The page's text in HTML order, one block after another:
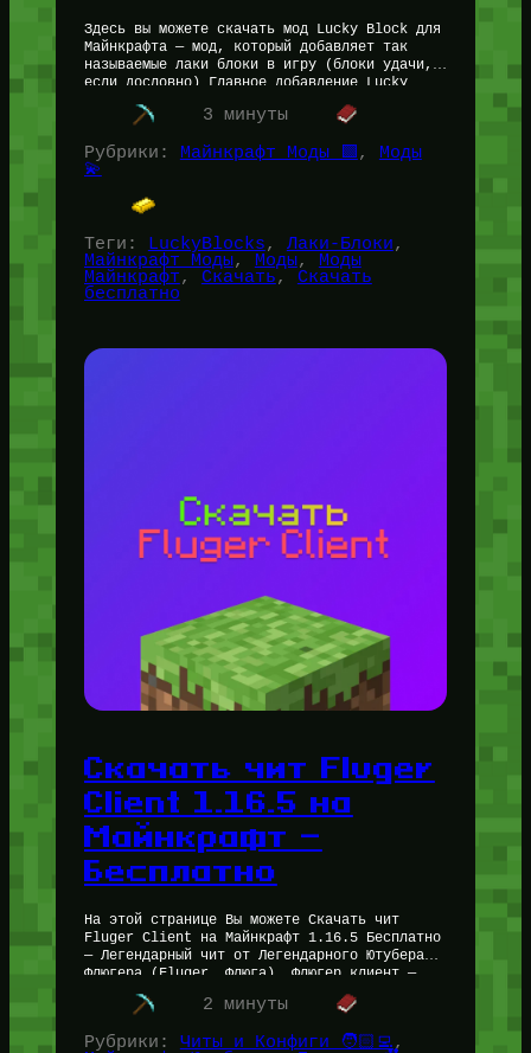
Здесь вы можете скачать мод Lucky Block для
Майнкрафта — мод, который добавляет так
называемые лаки блоки в игру (блоки удачи,
если дословно) Главное добавление Lucky
Block — лаки блоки,…
3 минуты
Рубрики: Майнкрафт Моды 🟩 , Моды
💫
Теги: LuckyBlocks, Лаки-Блоки
Майнкрафт Моды, Моды, Моды
Майнкрафт, Скачать, Скачать
бесплатно
Скачать чит Fluger
Client 1.16.5 на
Майнкрафт —
Бесплатно
На этой странице Вы можете Скачать чит
Fluger Client на Майнкрафт 1.16.5 Бесплатно
— Легендарный чит от Легендарного Ютубера
Флюгера (Fluger, Флюга). Флюгер клиент —
невероятно дерзкое решение как по…
2 минуты
Рубрики: Читы и Конфиги 🧑🏻‍💻